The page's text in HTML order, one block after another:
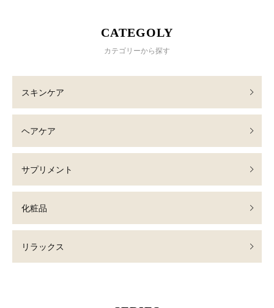
CATEGOLY
カテゴリーから探す
スキンケア
ヘアケア
サプリメント
化粧品
リラックス